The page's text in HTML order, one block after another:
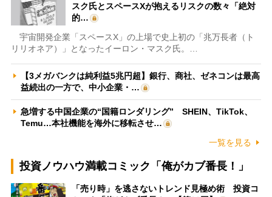
スク氏とスペースXが抱えるリスクの数々「絶対
的…
宇宙開発企業「スペースX」の上場で史上初の「兆万長者（ト
リリオネア）」となったイーロン・マスク氏。…
【3メガバンクは純利益5兆円超】銀行、商社、ゼネコンは最高
益続出の一方で、中小企業・…
急増する中国企業の“国籍ロンダリング” SHEIN、TikTok、
Temu…本社機能を海外に移転させ…
一覧を見る
投資ノウハウ満載コミック「俺がカブ番長！」
「売り時」を逃さないトレンド見極め術 投資コ